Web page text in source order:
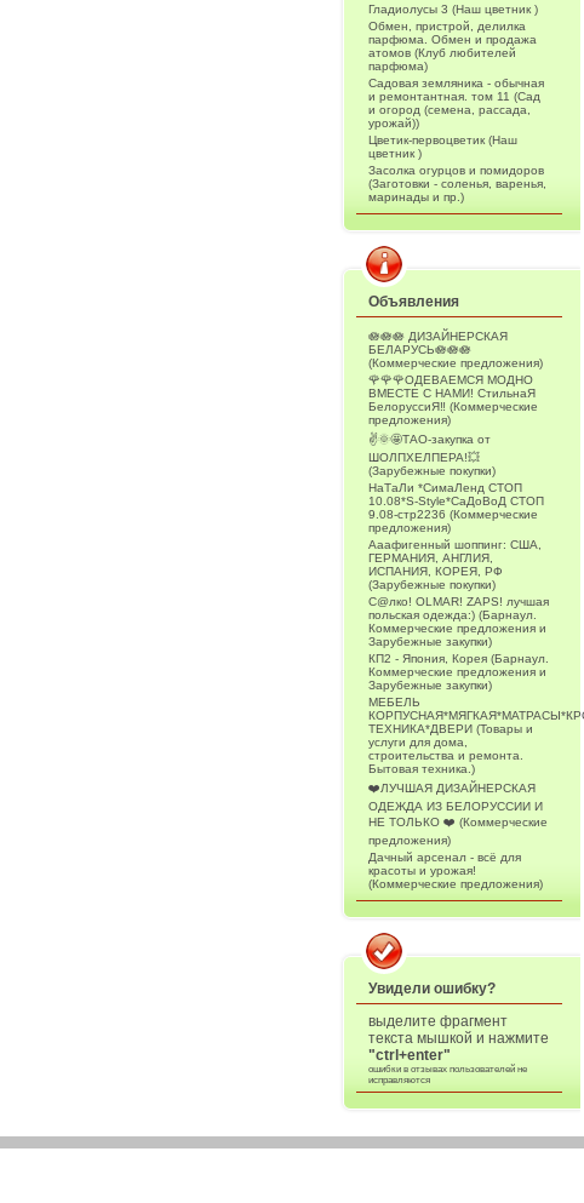
Гладиолусы 3 (Наш цветник )
Обмен, пристрой, делилка
парфюма. Обмен и продажа
атомов (Клуб любителей
парфюма)
Садовая земляника - обычная
и ремонтантная. том 11 (Сад
и огород (семена, рассада,
урожай))
Цветик-первоцветик (Наш
цветник )
Засолка огурцов и помидоров
(Заготовки - соленья, варенья,
маринады и пр.)
Объявления
🪷🪷🪷 ДИЗАЙНЕРСКАЯ
БЕЛАРУСЬ🪷🪷🪷
(Коммерческие предложения)
🌹🌹🌹ОДЕВАЕМСЯ МОДНО
ВМЕСТЕ С НАМИ! СтильнаЯ
БелоруссиЯ‼ (Коммерческие
предложения)
✌️🌞🤩ТАО-закупка от
ШОЛПХЕЛПЕРА!💥
(Зарубежные покупки)
НаТаЛи *СимаЛенд СТОП
10.08*S-Style*СаДоВоД СТОП
9.08-стр2236 (Коммерческие
предложения)
Ааафигенный шоппинг: США,
ГЕРМАНИЯ, АНГЛИЯ,
ИСПАНИЯ, КОРЕЯ, РФ
(Зарубежные покупки)
С@лко! OLMAR! ZAPS! лучшая
польская одежда:) (Барнаул.
Коммерческие предложения и
Зарубежные закупки)
КП2 - Япония, Корея (Барнаул.
Коммерческие предложения и
Зарубежные закупки)
МЕБЕЛЬ
ТЕХНИКА*ДВЕРИ (Товары и
услуги для дома,
строительства и ремонта.
Бытовая техника.)
❤️ЛУЧШАЯ ДИЗАЙНЕРСКАЯ
ОДЕЖДА ИЗ БЕЛОРУССИИ И
НЕ ТОЛЬКО ❤️ (Коммерческие
предложения)
Дачный арсенал - всё для
красоты и урожая!
(Коммерческие предложения)
Увидели ошибку?
выделите фрагмент
текста мышкой и нажмите
"ctrl+enter"
ошибки в отзывах пользователей не
исправляются